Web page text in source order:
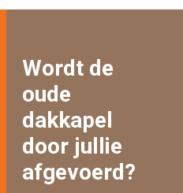
Wordt de
oude
dakkapel
door jullie
afgevoerd?